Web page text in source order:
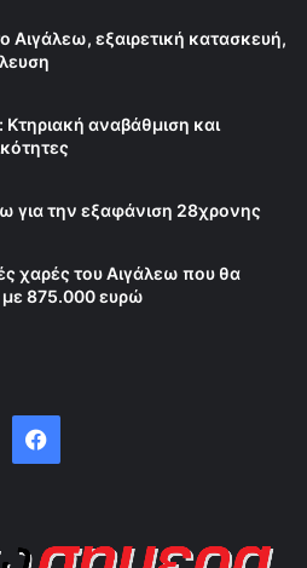
Αιγάλεω, εξαιρετική κατασκευή,
αναβάθμιση και
για την εξαφάνιση 28χρονης
χαρές του Αιγάλεω που θα
875.000 ευρώ
Facebook